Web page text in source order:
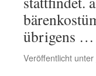
übrigens …
Veröffentlicht unter